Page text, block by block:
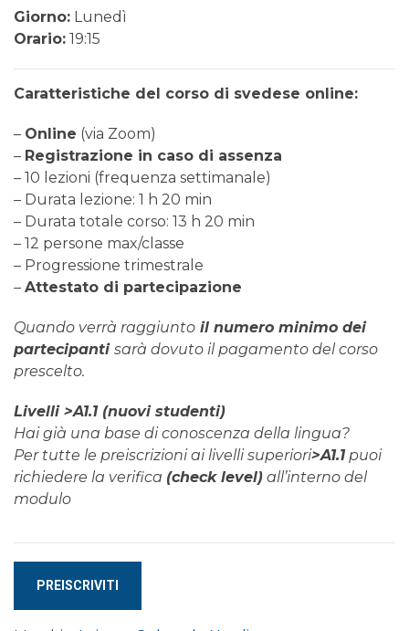
Giorno: Lunedì
Orario: 19:15
Caratteristiche del corso di svedese online:
– Online (via Zoom)
– Registrazione in caso di assenza
– 10 lezioni (frequenza settimanale)
– Durata lezione: 1 h 20 min
– Durata totale corso: 13 h 20 min
– 12 persone max/classe
– Progressione trimestrale
– Attestato di partecipazione
Quando verrà raggiunto il numero minimo dei
partecipanti sarà dovuto il pagamento del corso
prescelto.
Livelli >A1.1 (nuovi studenti)
Hai già una base di conoscenza della lingua?
Per tutte le preiscrizioni ai livelli superiori>A1.1puoi
richiedere la verifica (check level) all’interno del
modulo
SVEDESE
PREISCRIVITI